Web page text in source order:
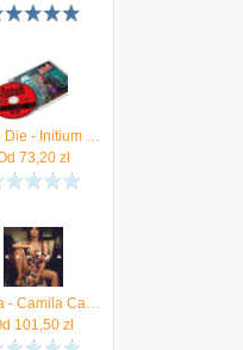
- Teutonic
- The Night
- Come
- Cursum
- Teutonic
- ACT III
Left To Die - Initium Mortis (CD)
73,20zł
Camila - Camila Cabello
101,50 zł